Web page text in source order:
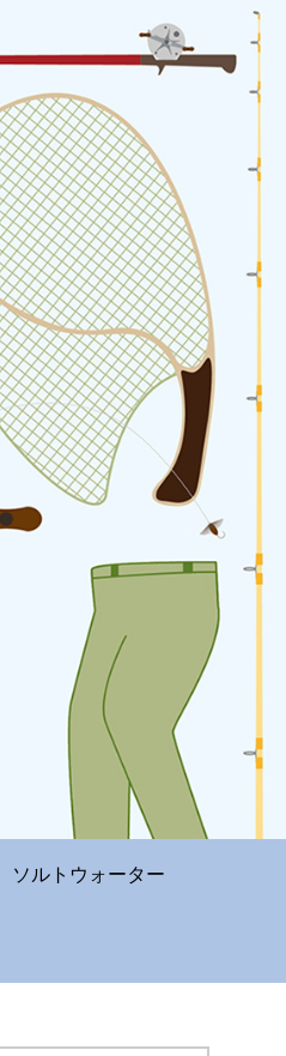
ソルトウォーター